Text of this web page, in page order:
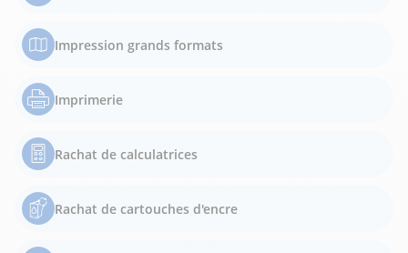
Impression grands formats
Imprimerie
Rachat de calculatrices
Rachat de cartouches d'encre